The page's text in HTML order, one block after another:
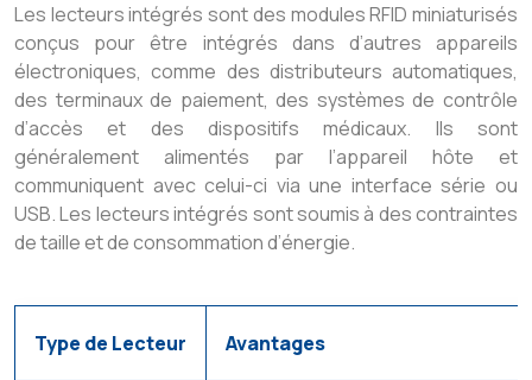
Les lecteurs intégrés sont des modules RFID miniaturisés
conçus pour être intégrés dans d’autres appareils
électroniques, comme des distributeurs automatiques,
des terminaux de paiement, des systèmes de contrôle
d’accès et des dispositifs médicaux. Ils sont
généralement alimentés par l’appareil hôte et
communiquent avec celui-ci via une interface série ou
USB. Les lecteurs intégrés sont soumis à des contraintes
de taille et de consommation d’énergie.
Type de Lecteur Avantages